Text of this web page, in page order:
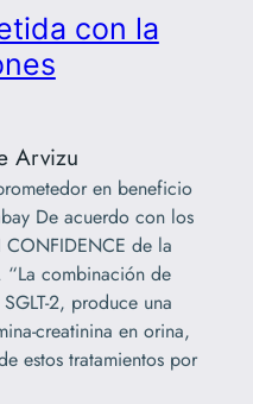
con la
Arvizu
en beneficio
De acuerdo con los
de la
“La combinación de
2, produce una
creatinina en orina,
estos tratamientos por